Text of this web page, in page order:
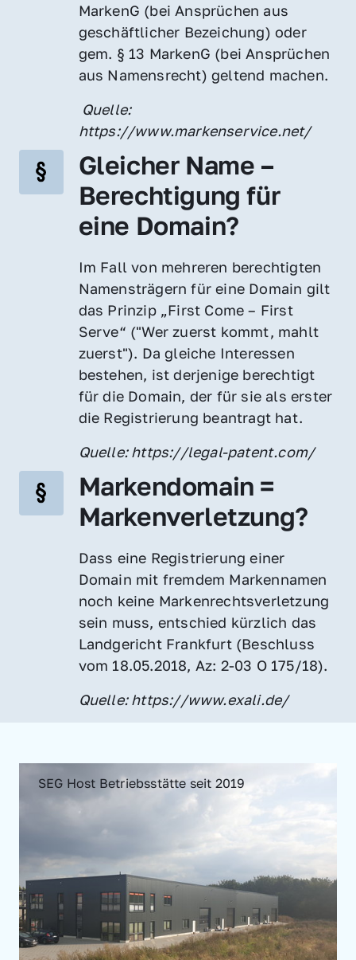
MarkenG (bei Ansprüchen aus
geschäftlicher Bezeichung) oder
gem. § 13 MarkenG (bei Ansprüchen
aus Namensrecht) geltend machen.
https://www.markenservice.net/
Gleicher Name –
Berechtigung für
eine Domain?
Im Fall von mehreren berechtigten
Namensträgern für eine Domain gilt
das Prinzip „First Come – First
Serve“ ("Wer zuerst kommt, mahlt
zuerst"). Da gleiche Interessen
bestehen, ist derjenige berechtigt
für die Domain, der für sie als erster
die Registrierung beantragt hat.
Quelle: https://legal-patent.com/
Markendomain =
Markenverletzung?
Dass eine Registrierung einer
Domain mit fremdem Markennamen
noch keine Markenrechtsverletzung
sein muss, entschied kürzlich das
Landgericht Frankfurt (Beschluss
vom 18.05.2018, Az: 2-03 O 175/18).
Quelle: https://www.exali.de/
SEG Host Betriebsstätte seit 2019